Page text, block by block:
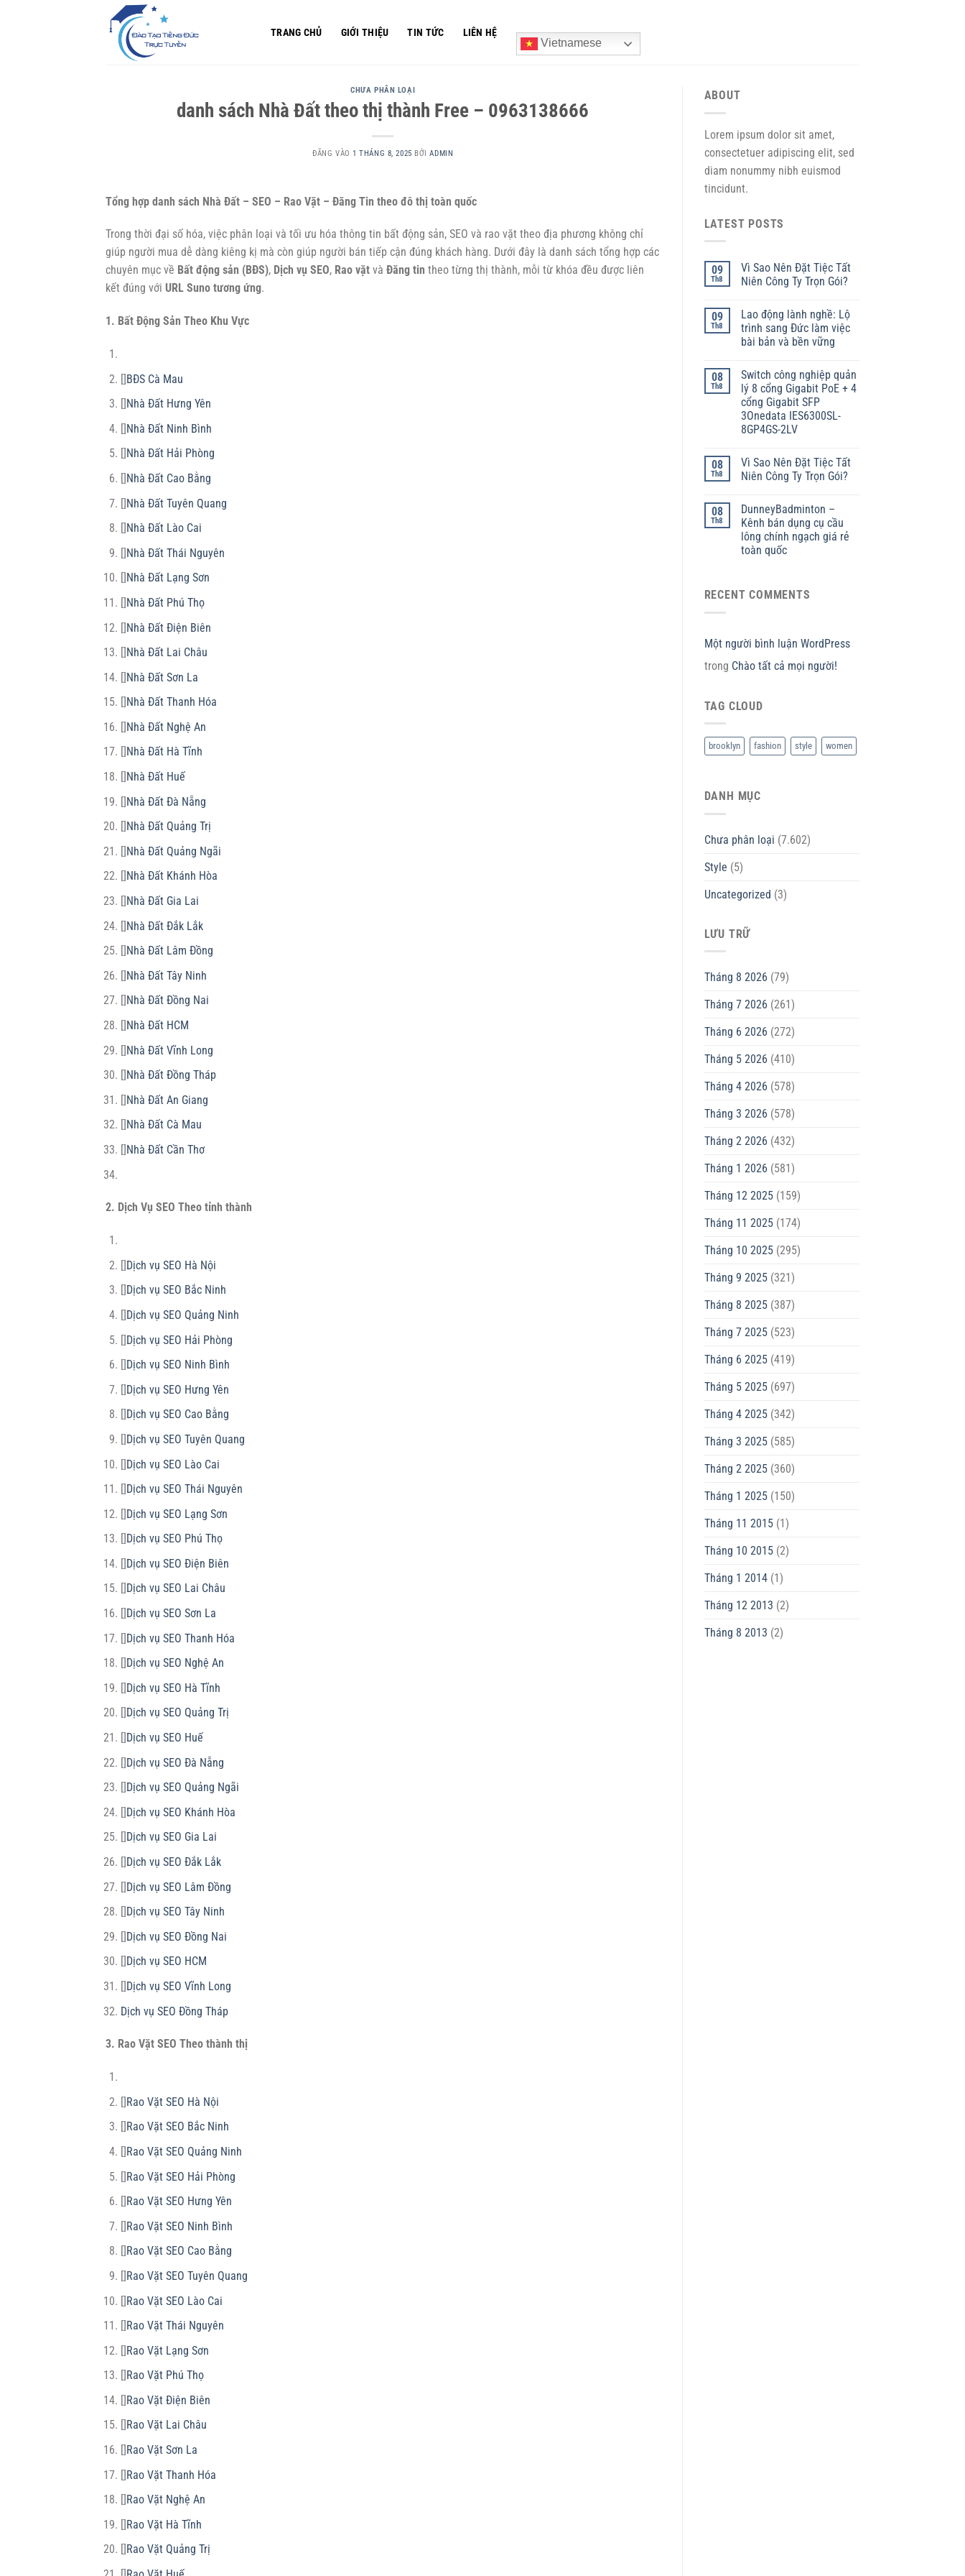
TRANG CHỦ GIỚI THIỆU TIN TỨC
LIÊN HỆ
Vietnamese
CHƯA PHÂN LOẠI
danh sách Nhà Đất theo thị thành Free – 0963138666
ĐĂNG VÀO1 THÁNG 8, 2025 BỞIADMIN
Tổng hợp danh sách Nhà Đất – SEO – Rao Vặt – Đăng Tin theo đô thị toàn quốc
Trong thời đại số hóa, việc phân loại và tối ưu hóa thông tin bất động sản, SEO và rao vặt theo địa phương không chỉ
giúp người mua dễ dàng kiêng kị mà còn giúp người bán tiếp cận đúng khách hàng. Dưới đây là danh sách tổng hợp các
chuyên mục về Bất động sản (BĐS), Dịch vụ SEO, Rao vặt và Đăng tin theo từng thị thành, mỗi từ khóa đều được liên
kết đúng với URL Suno tương ứng.
1. Bất Động Sản Theo Khu Vực
[]BĐS Cà Mau
Nhà Đất Hưng Yên
[]Nhà Đất Ninh Bình
Nhà Đất Hải Phòng
[]Nhà Đất Cao Bằng
[]Nhà Đất Tuyên Quang
[]Nhà Đất Lào Cai
[]Nhà Đất Thái Nguyên
Nhà Đất Lạng Sơn
[]Nhà Đất Phú Thọ
[]Nhà Đất Điện Biên
[]Nhà Đất Lai Châu
[]Nhà Đất Sơn La
Nhà Đất Thanh Hóa
[]Nhà Đất Nghệ An
Nhà Đất Hà Tĩnh
[]Nhà Đất Huế
[]Nhà Đất Đà Nẵng
Nhà Đất Quảng Trị
[]Nhà Đất Quảng Ngãi
Nhà Đất Khánh Hòa
[]Nhà Đất Gia Lai
[]Nhà Đất Đắk Lắk
Nhà Đất Lâm Đồng
[]Nhà Đất Tây Ninh
Nhà Đất Đồng Nai
[]Nhà Đất HCM
[]Nhà Đất Vĩnh Long
Nhà Đất Đồng Tháp
[]Nhà Đất An Giang
Nhà Đất Cà Mau
[]Nhà Đất Cần Thơ
2. Dịch Vụ SEO Theo tỉnh thành
[]Dịch vụ SEO Hà Nội
Dịch vụ SEO Bắc Ninh
[]Dịch vụ SEO Quảng Ninh
[]Dịch vụ SEO Hải Phòng
[]Dịch vụ SEO Ninh Bình
[]Dịch vụ SEO Hưng Yên
Dịch vụ SEO Cao Bằng
[]Dịch vụ SEO Tuyên Quang
[]Dịch vụ SEO Lào Cai
[]Dịch vụ SEO Thái Nguyên
[]Dịch vụ SEO Lạng Sơn
Dịch vụ SEO Phú Thọ
[]Dịch vụ SEO Điện Biên
Dịch vụ SEO Lai Châu
[]Dịch vụ SEO Sơn La
[]Dịch vụ SEO Thanh Hóa
Dịch vụ SEO Nghệ An
[]Dịch vụ SEO Hà Tĩnh
Dịch vụ SEO Quảng Trị
[]Dịch vụ SEO Huế
[]Dịch vụ SEO Đà Nẵng
Dịch vụ SEO Quảng Ngãi
[]Dịch vụ SEO Khánh Hòa
Dịch vụ SEO Gia Lai
[]Dịch vụ SEO Đắk Lắk
[]Dịch vụ SEO Lâm Đồng
Dịch vụ SEO Tây Ninh
[]Dịch vụ SEO Đồng Nai
Dịch vụ SEO HCM
[]Dịch vụ SEO Vĩnh Long
Dịch vụ SEO Đồng Tháp
3. Rao Vặt SEO Theo thành thị
[]Rao Vặt SEO Hà Nội
Rao Vặt SEO Bắc Ninh
[]Rao Vặt SEO Quảng Ninh
[]Rao Vặt SEO Hải Phòng
[]Rao Vặt SEO Hưng Yên
[]Rao Vặt SEO Ninh Bình
Rao Vặt SEO Cao Bằng
[]Rao Vặt SEO Tuyên Quang
[]Rao Vặt SEO Lào Cai
[]Rao Vặt Thái Nguyên
[]Rao Vặt Lạng Sơn
Rao Vặt Phú Thọ
[]Rao Vặt Điện Biên
Rao Vặt Lai Châu
[]Rao Vặt Sơn La
[]Rao Vặt Thanh Hóa
Rao Vặt Nghệ An
[]Rao Vặt Hà Tĩnh
Rao Vặt Quảng Trị
ABOUT
Lorem ipsum dolor sit amet,
consectetuer adipiscing elit, sed
diam nonummy nibh euismod
tincidunt.
LATEST POSTS
09
Th8
Vì Sao Nên Đặt Tiệc Tất
Niên Công Ty Trọn Gói?
09
Th8
Lao động lành nghề: Lộ
trình sang Đức làm việc
bài bản và bền vững
08
Th8
Switch công nghiệp quản
lý 8 cổng Gigabit PoE + 4
cổng Gigabit SFP
3Onedata IES6300SL-
8GP4GS-2LV
08
Th8
Vì Sao Nên Đặt Tiệc Tất
Niên Công Ty Trọn Gói?
08
Th8
DunneyBadminton –
Kênh bán dụng cụ cầu
lông chính ngạch giá rẻ
toàn quốc
RECENT COMMENTS
Một người bình luận WordPress
trong Chào tất cả mọi người!
TAG CLOUD
brooklyn fashion style women
DANH MỤC
Chưa phân loại (7.602)
Style (5)
Uncategorized (3)
LƯU TRỮ
Tháng 8 2026 (79)
Tháng 7 2026 (261)
Tháng 6 2026 (272)
Tháng 5 2026 (410)
Tháng 4 2026 (578)
Tháng 3 2026 (578)
Tháng 2 2026 (432)
Tháng 1 2026 (581)
Tháng 12 2025(159)
Tháng 11 2025(174)
Tháng 10 2025(295)
Tháng 9 2025(321)
Tháng 8 2025(387)
Tháng 7 2025(523)
Tháng 6 2025(419)
Tháng 5 2025(697)
Tháng 4 2025(342)
Tháng 3 2025(585)
Tháng 2 2025(360)
Tháng 1 2025(150)
Tháng 11 2015(1)
Tháng 10 2015(2)
Tháng 1 2014(1)
Tháng 12 2013 (2)
Tháng 8 2013 (2)